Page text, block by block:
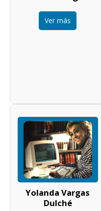
Ver más
Yolanda Vargas
Dulché